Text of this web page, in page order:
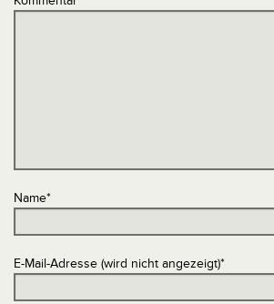
Name*
E-Mail-Adresse (wird nicht angezeigt)*